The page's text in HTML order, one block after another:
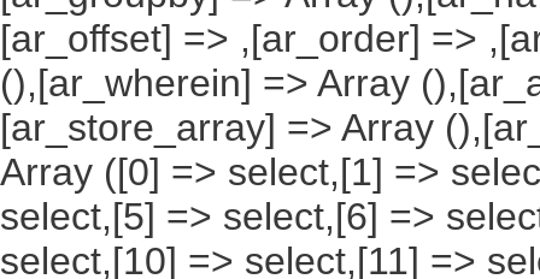
[ar_offset] => ,[ar_order] =>
(),[ar_wherein] => Array
[ar_store_array] => Array
Array ([0] => select,[1] =>
select,[5] => select,[6] =>
select,[10] => select,[11] =>